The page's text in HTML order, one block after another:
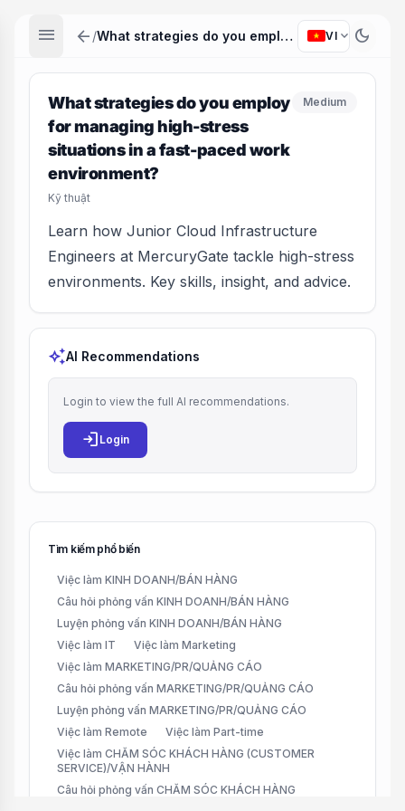
menu arrow_back / What strategies do you employ for managing high-stress situations in a fast-paced work environment? VI expand_more dark_mode
What strategies do you employ
for managing high-stress
situations in a fast-paced work
environment?
Kỹ thuật
Medium
Learn how Junior Cloud Infrastructure
Engineers at MercuryGate tackle high-stress
environments. Key skills, insight, and advice.
auto_awesomeAI Recommendations
Login to view the full AI recommendations.
login Login
Tìm kiếm phổ biến
Việc làm KINH DOANH/BÁN HÀNG
Câu hỏi phỏng vấn KINH DOANH/BÁN HÀNG
Luyện phỏng vấn KINH DOANH/BÁN HÀNG
Việc làm IT
Việc làm Marketing
Việc làm MARKETING/PR/QUẢNG CÁO
Câu hỏi phỏng vấn MARKETING/PR/QUẢNG CÁO
Luyện phỏng vấn MARKETING/PR/QUẢNG CÁO
Việc làm Remote
Việc làm Part-time
Việc làm CHĂM SÓC KHÁCH HÀNG (CUSTOMER
SERVICE)/VẬN HÀNH
Câu hỏi phỏng vấn CHĂM SÓC KHÁCH HÀNG